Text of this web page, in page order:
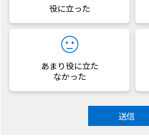
役に立った
あまり役に立た
なかった
送信